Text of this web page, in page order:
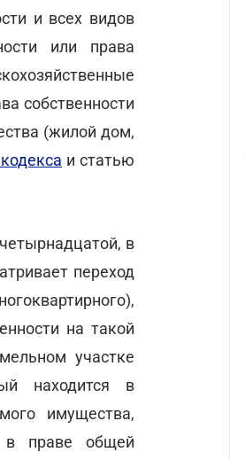
и всех видов
или права
собственности
(жилой дом,
и статью
в
переход
на такой
участке
находится в
имущества,
в праве общей